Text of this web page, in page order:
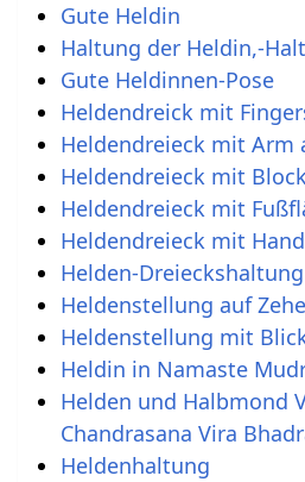
Gute Heldin
Haltung der Heldin,-
Gute Heldinnen-Pose
Heldendreick mit
Heldendreieck mit Arm
Heldendreieck mit
Heldendreieck mit
Heldendreieck mit
Helden-
Heldenstellung auf
Heldenstellung mit
Heldin in Namaste
Helden und Halbmond
Chandrasana Vira
Heldenhaltung